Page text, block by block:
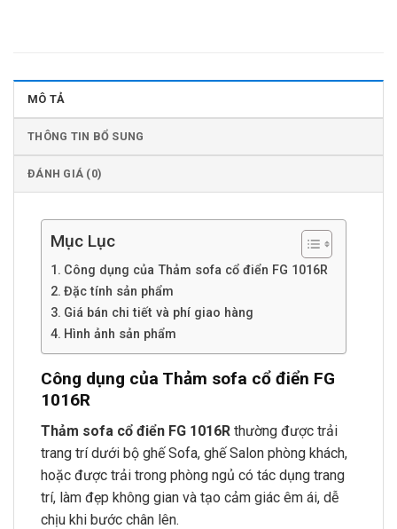
MÔ TẢ
THÔNG TIN BỔ SUNG
ĐÁNH GIÁ (0)
Mục Lục
Công dụng của Thảm sofa cổ điển FG 1016R
Đặc tính sản phẩm
Giá bán chi tiết và phí giao hàng
Hình ảnh sản phẩm
Công dụng của Thảm sofa cổ điển FG
1016R
Thảm sofa cổ điển FG 1016R thường được trải
trang trí dưới bộ ghế Sofa, ghế Salon phòng khách,
hoặc được trải trong phòng ngủ có tác dụng trang
trí, làm đẹp không gian và tạo cảm giác êm ái, dễ
chịu khi bước chân lên.